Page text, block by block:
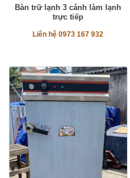
Bàn trữ lạnh 3 cánh làm lạnh
trực tiếp
Liên hệ 0973 167 932